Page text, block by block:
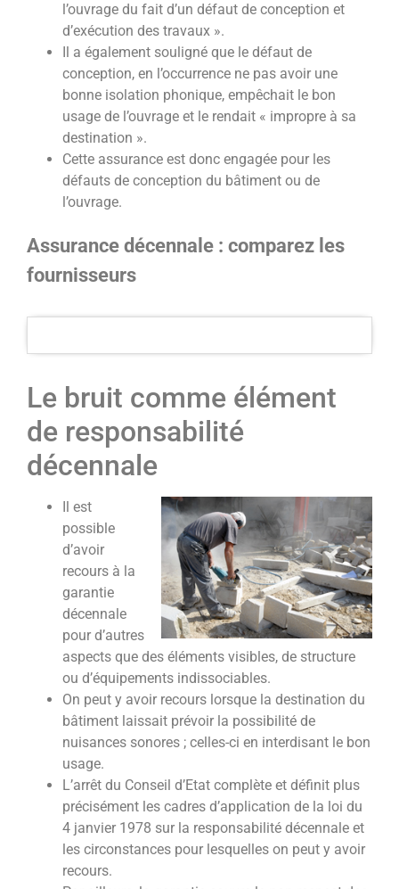
l’ouvrage du fait d’un défaut de conception et
d’exécution des travaux ».
Il a également souligné que le défaut de
conception, en l’occurrence ne pas avoir une
bonne isolation phonique, empêchait le bon
usage de l’ouvrage et le rendait « impropre à sa
destination ».
Cette assurance est donc engagée pour les
défauts de conception du bâtiment ou de
l’ouvrage.
Assurance décennale : comparez les
fournisseurs
Le bruit comme élément
de responsabilité
décennale
Il est
possible
d’avoir
recours à la
garantie
décennale
pour d’autres
aspects que des éléments visibles, de structure
ou d’équipements indissociables.
On peut y avoir recours lorsque la destination du
bâtiment laissait prévoir la possibilité de
nuisances sonores ; celles-ci en interdisant le bon
usage.
L’arrêt du Conseil d’Etat complète et définit plus
précisément les cadres d’application de la loi du
4 janvier 1978 sur la responsabilité décennale et
les circonstances pour lesquelles on peut y avoir
recours.